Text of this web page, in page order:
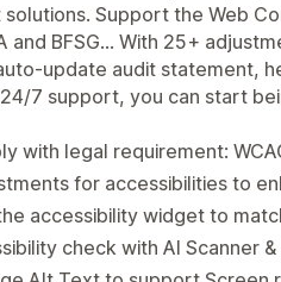
Support the Web
and BFSG... With 25+
update audit statement,
7 support, you can start
with legal requirement:
for accessibilities to
accessibility widget to
check with AI Scanner